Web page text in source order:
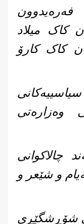
کاک میلاد
کاک کارۆ
وەزارەتی
چالاکوانی
و شێعر و
شۆڕشگێڕی